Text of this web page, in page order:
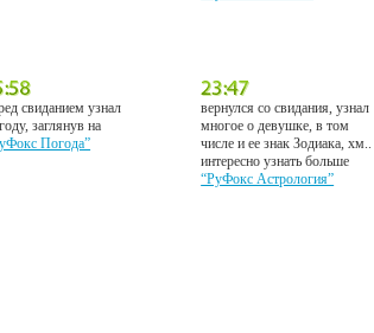
свиданием узнал
заглянув на
Погода”
вернулся со свидания, узнал
многое о девушке, в том
числе и ее знак Зодиака, хм..
интересно узнать больше
“РуФокс Астрология”